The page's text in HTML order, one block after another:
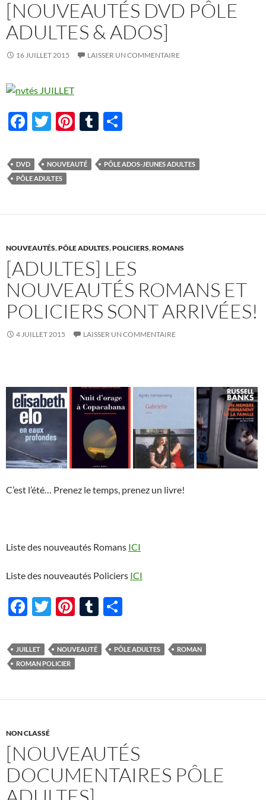
[NOUVEAUTÉS DVD PÔLE
ADULTES & ADOS]
16 JUILLET 2015 LAISSER UN COMMENTAIRE
F
e
b
o
T
itt
er
Pi
er
es
T
m
bl
ta
g
DVD NOUVEAUTÉ
PÔLE ADOS-JEUNES ADULTES
PÔLE ADULTES
NOUVEAUTÉS,PÔLE ADULTES,POLICIERS,ROMANS
[ADULTES] LES
NOUVEAUTÉS ROMANS ET
POLICIERS SONT ARRIVÉES!
4 JUILLET 2015 LAISSER UN COMMENTAIRE
C’est l’été… Prenez le temps, prenez un livre!
Liste des nouveautés Romans ICI
Liste des nouveautés Policiers ICI
F
e
b
o
T
itt
er
Pi
er
T
m ta
JUILLET NOUVEAUTÉ PÔLE ADULTES
ROMAN
ROMAN POLICIER
NON CLASSÉ
[NOUVEAUTÉS
DOCUMENTAIRES PÔLE